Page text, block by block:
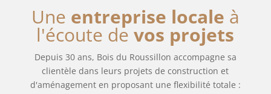
Une entreprise locale à
l'écoute devos projets
Depuis 30 ans, Bois du Roussillon accompagne sa
clientèle dans leurs projets de construction et
d'aménagement en proposant une flexibilité totale :